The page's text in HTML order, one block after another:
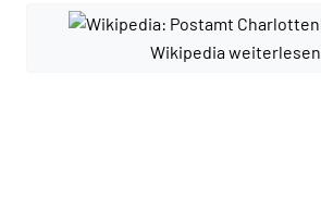
Wikipedia weiterlesen